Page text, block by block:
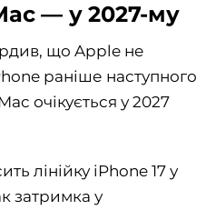
— у 2027-му
що Apple не
раніше наступного
очікується у 2027
лінійку iPhone 17 у
затримка у